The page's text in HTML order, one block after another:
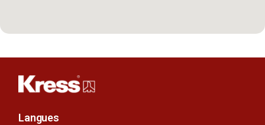
Langues